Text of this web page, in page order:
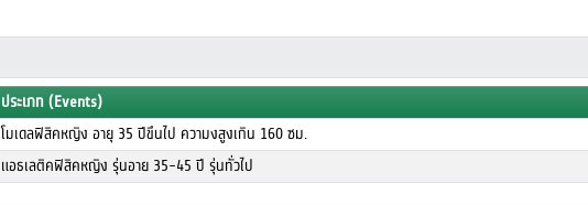
ประเภท (Events)
โมเดลฟิสิคหญิง อายุ 35 ปีขึนไป ความงสูงเกิน 160 ซม.
แอธเลติคฟิสิคหญิง รุ่นอาย 35-45 ปี รุ่นทั่วไป